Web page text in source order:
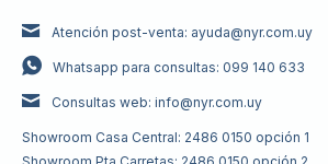
Atención post-venta: ayuda@nyr.com.uy
Whatsapp para consultas: 099 140 633
Consultas web: info@nyr.com.uy
Showroom Casa Central: 2486 0150 opción 1